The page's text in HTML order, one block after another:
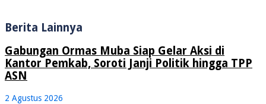
Berita Lainnya
Gabungan Ormas Muba Siap Gelar Aksi di
Kantor Pemkab, Soroti Janji Politik hingga TPP
ASN
2 Agustus 2026